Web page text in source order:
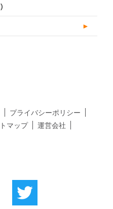
►
プライバシーポリシー
マップ
運営会社